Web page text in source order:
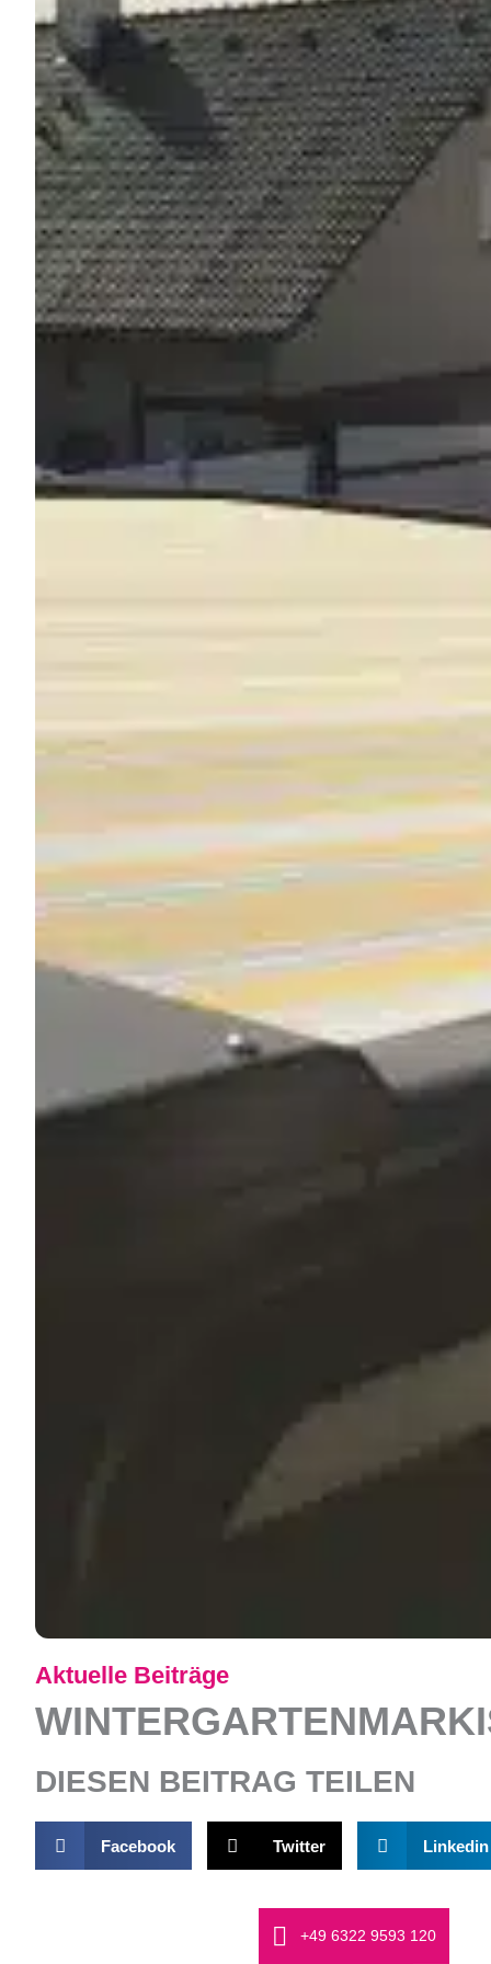
Aktuelle Beiträge
DIESEN BEITRAG TEILEN
Facebook Twitter Linkedin
+49 6322 9593 120